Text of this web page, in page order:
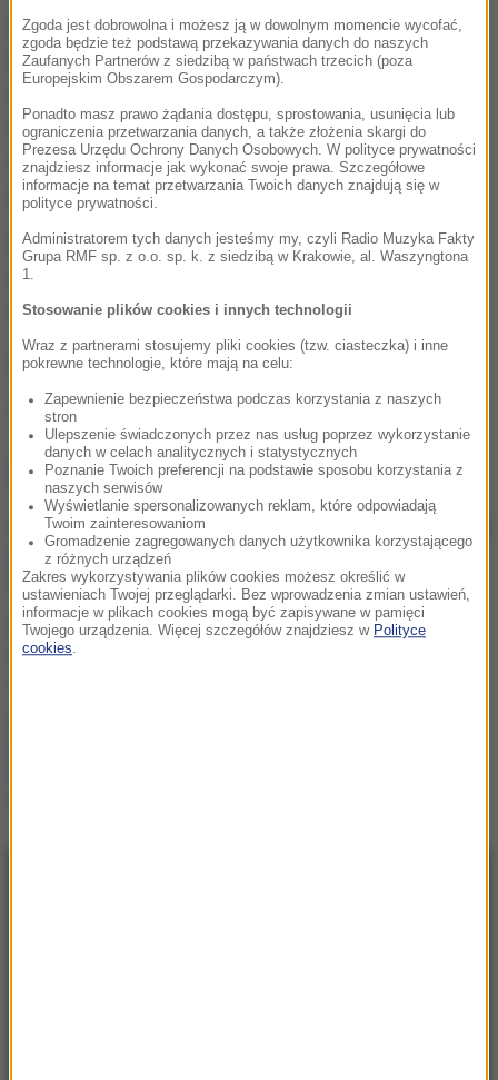
Dramat dziewczyny zaczął się kiedy miała 12
lat.Nastolatka potwierdziła swoje zeznania również
w czasie przesłuchania przed sądem. Był to
wystarczający dowód, żeby postawić mężczyźnie
zarzuty i aresztować go na trzy miesiące. Teraz
grozi mu do 12-u lat więzienia.
Policja będzie próbowała ustalić teraz, dlaczego
nastolatka wcześniej nie mówiła o tym, co dzieje się
w domu.
(ug)
Źródło: RMF FM
NAJWAŻNIEJSZE FAKTY
sądem za molestowanie
pasażerki
Lazurowa woda po prostu
Zgoda jest dobrowolna i możesz ją w dowolnym momencie wycofać,
zgoda będzie też podstawą przekazywania danych do naszych
Zaufanych Partnerów z siedzibą w państwach trzecich (poza
Europejskim Obszarem Gospodarczym).
Ponadto masz prawo żądania dostępu, sprostowania, usunięcia lub
ograniczenia przetwarzania danych, a także złożenia skargi do
Prezesa Urzędu Ochrony Danych Osobowych. W polityce prywatności
znajdziesz informacje jak wykonać swoje prawa. Szczegółowe
informacje na temat przetwarzania Twoich danych znajdują się w
polityce prywatności.
Administratorem tych danych jesteśmy my, czyli Radio Muzyka Fakty
Grupa RMF sp. z o.o. sp. k. z siedzibą w Krakowie, al. Waszyngtona
1.
Stosowanie plików cookies i innych technologii
Wraz z partnerami stosujemy pliki cookies (tzw. ciasteczka) i inne
pokrewne technologie, które mają na celu:
Zapewnienie bezpieczeństwa podczas korzystania z naszych
stron
Ulepszenie świadczonych przez nas usług poprzez wykorzystanie
danych w celach analitycznych i statystycznych
Poznanie Twoich preferencji na podstawie sposobu korzystania z
naszych serwisów
Wyświetlanie spersonalizowanych reklam, które odpowiadają
Twoim zainteresowaniom
Gromadzenie zagregowanych danych użytkownika korzystającego
z różnych urządzeń
Zakres wykorzystywania plików cookies możesz określić w
ustawieniach Twojej przeglądarki. Bez wprowadzenia zmian ustawień,
informacje w plikach cookies mogą być zapisywane w pamięci
Twojego urządzenia. Więcej szczegółów znajdziesz w Polityce
cookies.